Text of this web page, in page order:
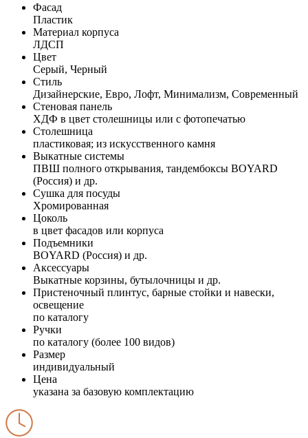
Фасад
Пластик
Материал корпуса
ЛДСП
Цвет
Серый, Черный
Стиль
Дизайнерские, Евро, Лофт, Минимализм, Современный
Стеновая панель
ХДФ в цвет столешницы или с фотопечатью
Столешница
пластиковая; из искусственного камня
Выкатные системы
ПВШ полного открывания, тандембоксы BOYARD
(Россия) и др.
Сушка для посуды
Хромированная
Цоколь
в цвет фасадов или корпуса
Подъемники
BOYARD (Россия) и др.
Аксессуары
Выкатные корзины, бутылочницы и др.
Пристеночный плинтус, барные стойки и навески,
освещение
по каталогу
Ручки
по каталогу (более 100 видов)
Размер
индивидуальный
Цена
указана за базовую комплектацию